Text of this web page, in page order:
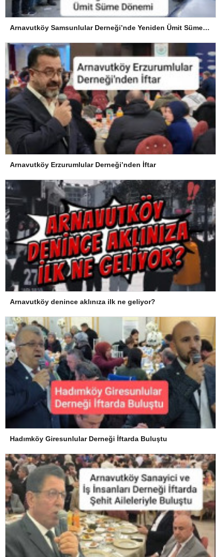
Arnavutköy Samsunlular Derneği’nde Yeniden Ümit Süme Dönemi
Arnavutköy Erzurumlular Derneği’nden İftar
Arnavutköy denince aklınıza ilk ne geliyor?
Hadımköy Giresunlular Derneği İftarda Buluştu